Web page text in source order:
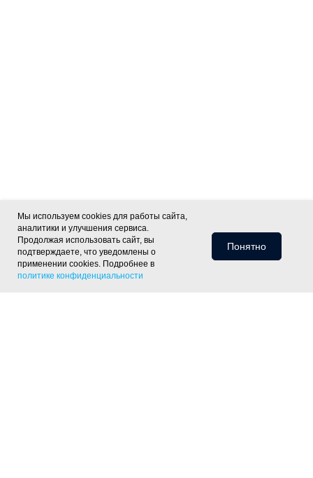
Мы используем cookies для работы сайта,
аналитики и улучшения сервиса.
Продолжая использовать сайт, вы
подтверждаете, что уведомлены о
применении cookies. Подробнее в
политике конфиденциальности
Понятно